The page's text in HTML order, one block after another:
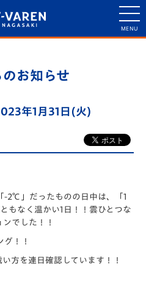
のお知らせ
年1月31日(火)
-2℃」だったものの日中は、「 1
もなく温かい1日！！ 雲ひとつな
でした！！
！！
方を連日確認しています！！